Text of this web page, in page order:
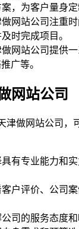
，为客户量身定
做网站公司注重
时完成项目。
做网站公司提供
广等。
网站公司
津做网站公司，
有专业能力和
户评价、公司
司的服务态度和